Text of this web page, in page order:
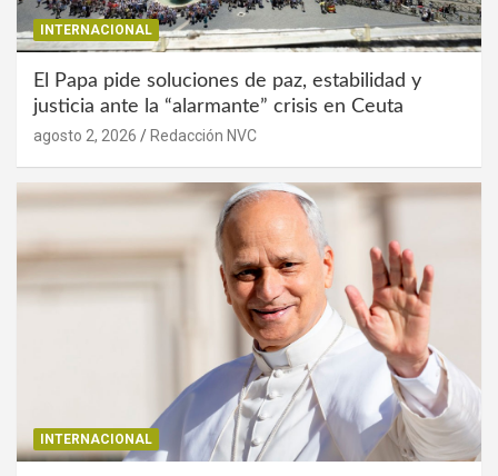
INTERNACIONAL
El Papa pide soluciones de paz, estabilidad y
justicia ante la “alarmante” crisis en Ceuta
agosto 2, 2026 Redacción NVC
INTERNACIONAL